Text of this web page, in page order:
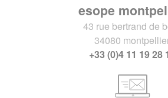
esope
43 rue bertrand de
34080
+33 (0)4 11 19 28